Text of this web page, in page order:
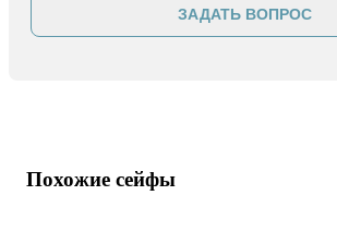
ЗАДАТЬ ВОПРОС
Похожие сейфы